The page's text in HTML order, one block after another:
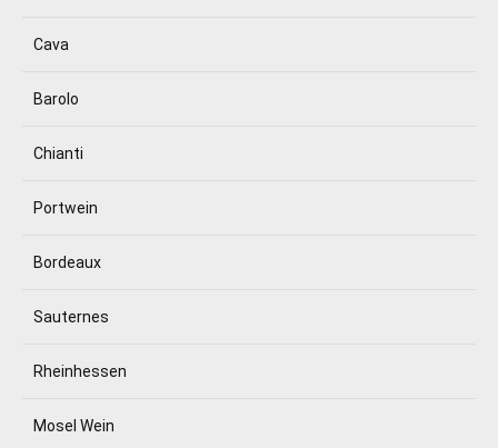
Cava
Barolo
Chianti
Portwein
Bordeaux
Sauternes
Rheinhessen
Mosel Wein